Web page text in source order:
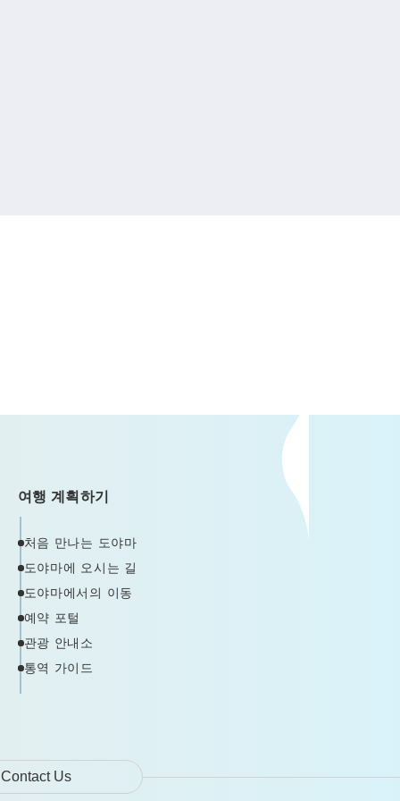
여행 계획하기
처음 만나는 도야마
도야마에 오시는 길
도야마에서의 이동
예약 포털
관광 안내소
통역 가이드
Contact Us